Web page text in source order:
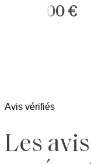
338,00 €
Avis vérifiés
Les